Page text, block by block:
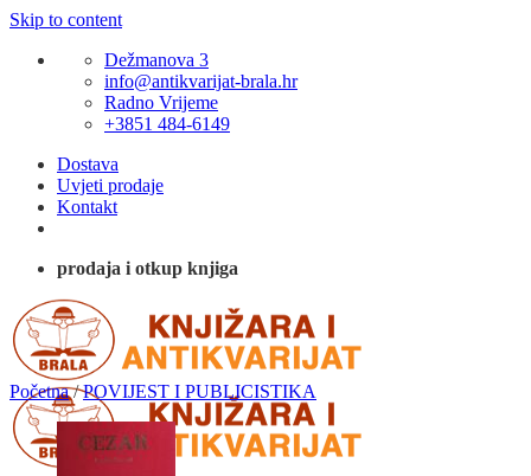
Skip to content
Dežmanova 3
info@antikvarijat-brala.hr
Radno Vrijeme
+3851 484-6149
Dostava
Uvjeti prodaje
Kontakt
prodaja i otkup knjiga
Početna / POVIJEST I PUBLICISTIKA